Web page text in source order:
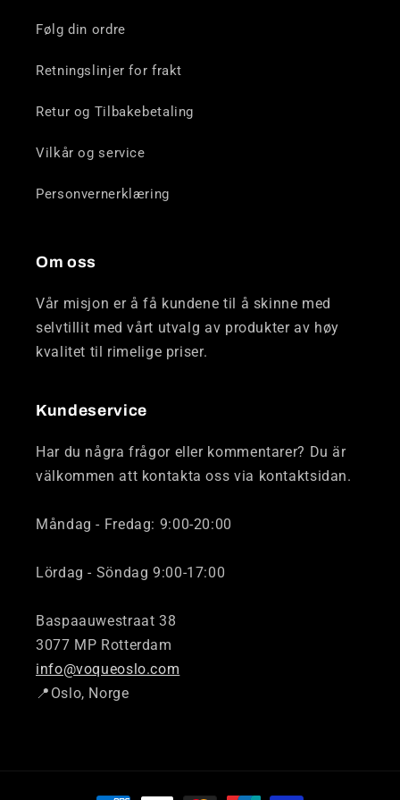
Følg din ordre
Retningslinjer for frakt
Retur og Tilbakebetaling
Vilkår og service
Personvernerklæring
Om oss
Vår misjon er å få kundene til å skinne med
selvtillit med vårt utvalg av produkter av høy
kvalitet til rimelige priser.
Kundeservice
Har du några frågor eller kommentarer? Du är
välkommen att kontakta oss via kontaktsidan.
Måndag - Fredag: 9:00-20:00
Lördag - Söndag 9:00-17:00
Baspaauwestraat 38
3077 MP Rotterdam
info@voqueoslo.com
📍Oslo, Norge